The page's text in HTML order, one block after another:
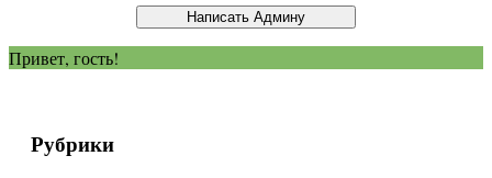
Привет, гость!
Рубрики